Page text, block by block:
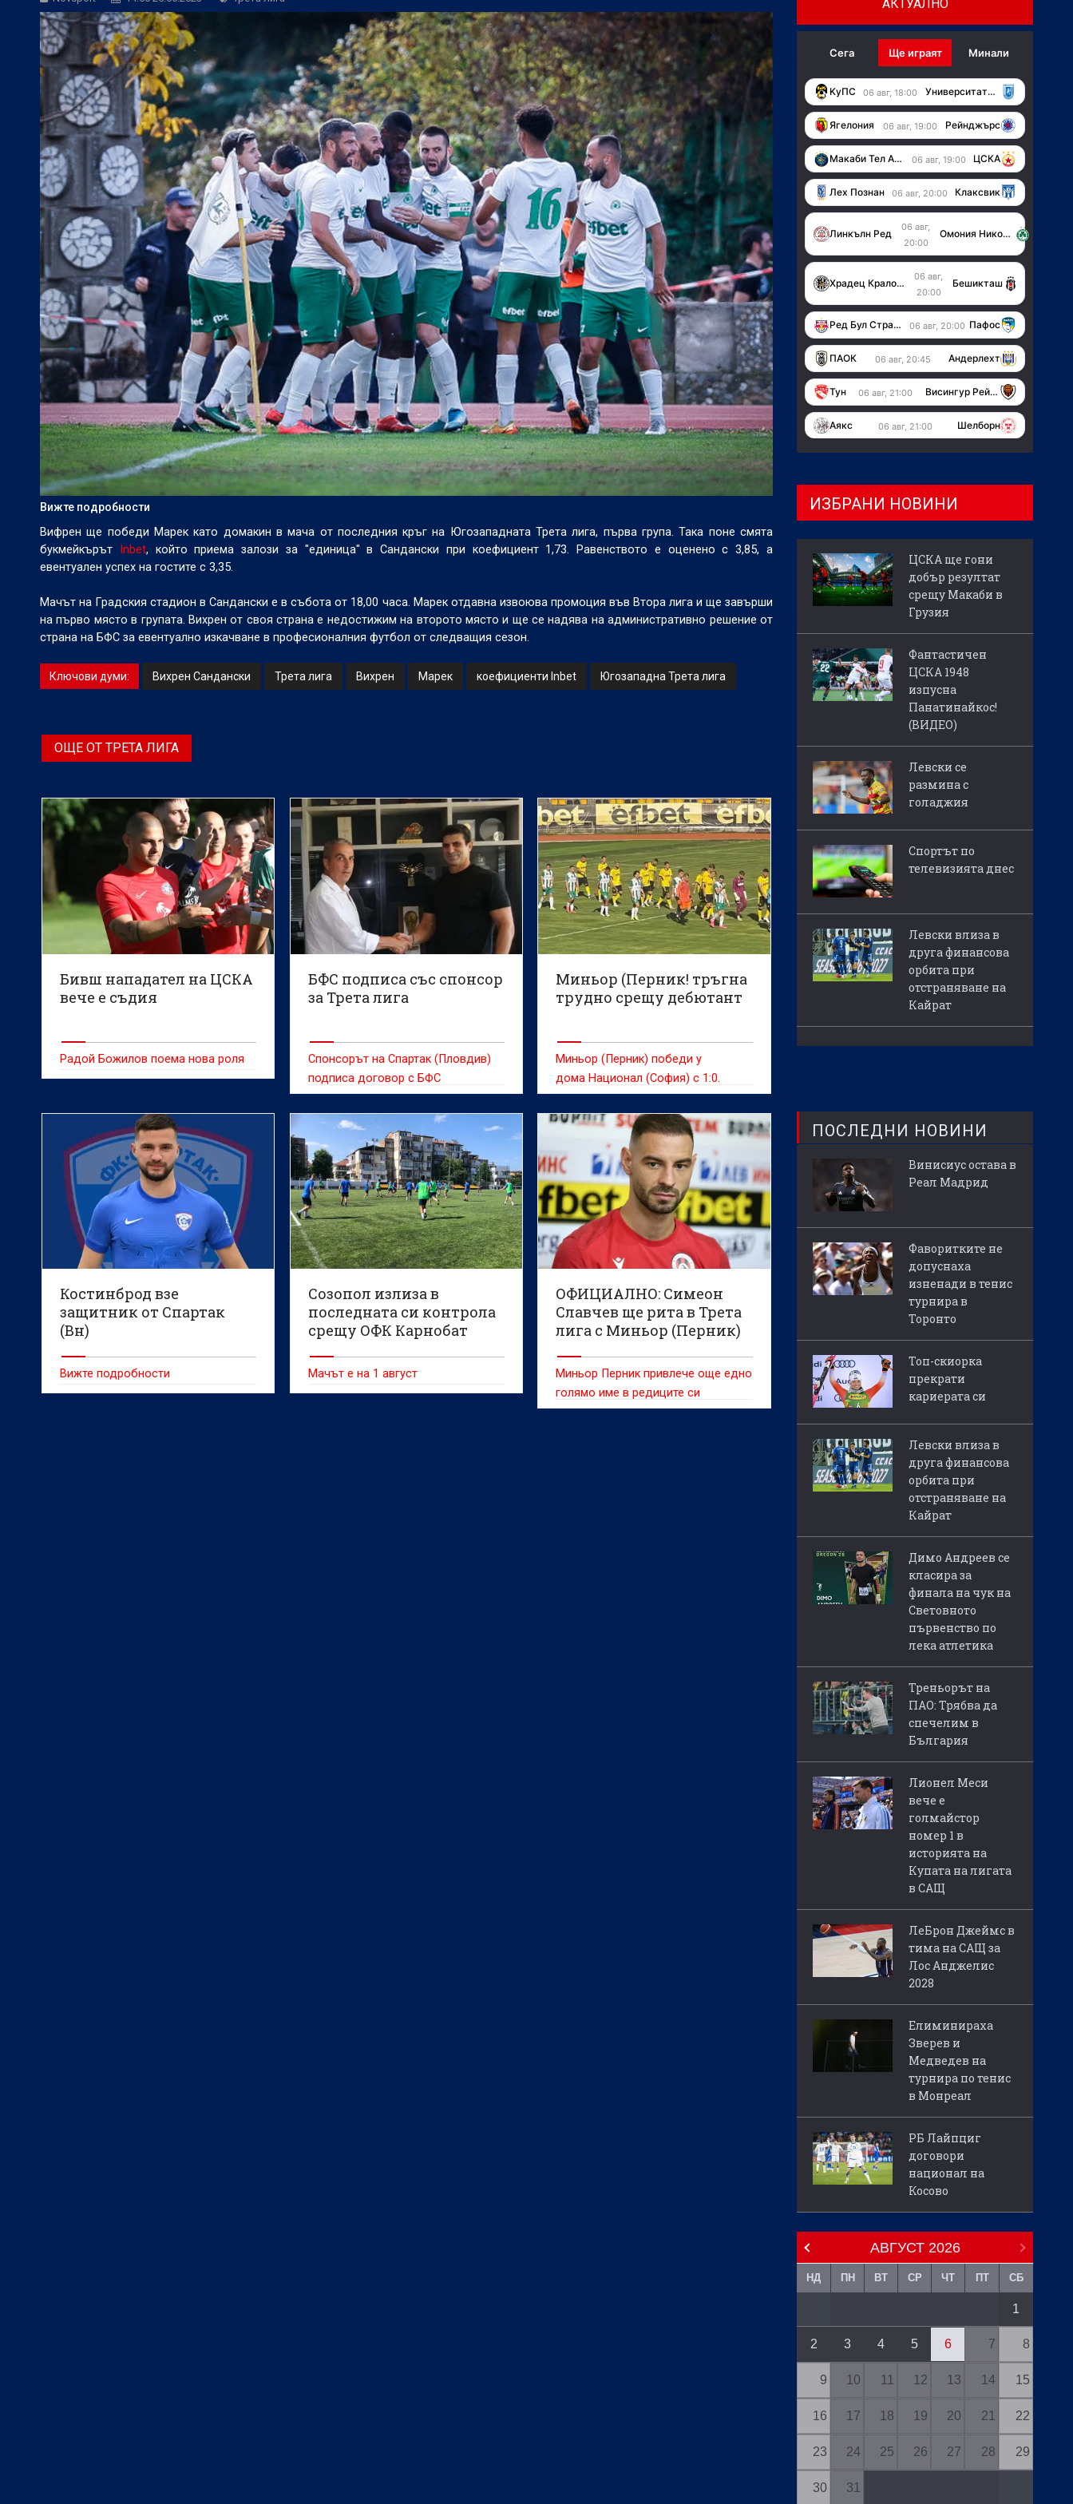
Фен Зона:Фантастичен ЦСКА 1948 изпусна Панатинайкос! (ВИДЕО)
БГ Футбол: Левски се размина с голаджия
Вижте подробности
Вифрен ще победи Марек като домакин в мача от последния кръг на Югозападната Трета лига, първа група. Така поне смята
букмейкърът
Inbet, който приема залози за "единица" в Сандански при коефициент 1,73. Равенството е оценено с 3,85, а
евентуален успех на гостите с 3,35.
Мачът на Градския стадион в Сандански е в събота от 18,00 часа. Марек отдавна извоюва промоция във Втора лига и ще завърши
на първо място в групата. Вихрен от своя страна е недостижим на второто място и ще се надява на административно решение от
страна на БФС за евентуално изкачване в професионалния футбол от следващия сезон.
Ключови думи: Вихрен Сандански Трета лига Вихрен Марек коефициенти Inbet Югозападна Трета лига
ОЩЕ ОТ ТРЕТА ЛИГА
Бивш нападател на ЦСКА
вече е съдия
Радой Божилов поема нова роля
БФС подписа със спонсор
за Трета лига
Спонсорът на Спартак (Пловдив)
подписа договор с БФС
Миньор (Перник! тръгна
трудно срещу дебютант
Миньор (Перник) победи у
дома Национал (София) с 1:0.
Костинброд взе
защитник от Спартак
(Вн)
Вижте подробности
Созопол излиза в
последната си контрола
срещу ОФК Карнобат
Мачът е на 1 август
ОФИЦИАЛНО: Симеон
Славчев ще рита в Трета
лига с Миньор (Перник)
Миньор Перник привлече още едно
голямо име в редиците си
АКТУАЛНО
Сега Ще играят Минали
KуПС 06 авг, 18:00 Университатя (Крайова)
Ягелония 06 авг, 19:00 Рейнджърс
Макаби Тел Авив 06 авг, 19:00 ЦСКА
Лех Познан 06 авг, 20:00 Клаксвик
Линкълн Ред
06 авг,
20:00
Омония Никозия
Храдец Кралове
06 авг,
20:00
Бешикташ
Ред Бул Страсбург 06 авг, 20:00 Пафос
ПАОК 06 авг, 20:45 Андерлехт
Тун 06 авг, 21:00 Висингур Рейкявик
Аякс 06 авг, 21:00 Шелборн
ИЗБРАНИ НОВИНИ
ЦСКА ще гони
добър резултат
срещу Макаби в
Грузия
Фантастичен
ЦСКА 1948
изпусна
Панатинайкос!
(ВИДЕО)
Левски се
размина с
голаджия
Спортът по
телевизията днес
Левски влиза в
друга финансова
орбита при
отстраняване на
Кайрат
ПОСЛЕДНИ НОВИНИ
Винисиус остава в
Реал Мадрид
Фаворитките не
допуснаха
изненади в тенис
турнира в
Торонто
Топ-скиорка
прекрати
кариерата си
Левски влиза в
друга финансова
орбита при
отстраняване на
Кайрат
Димо Андреев се
класира за
финала на чук на
Световното
първенство по
лека атлетика
Треньорът на
ПАО: Трябва да
спечелим в
България
Лионел Меси
вече е
голмайстор
номер 1 в
историята на
Купата на лигата
в САЩ
ЛеБрон Джеймс в
тима на САЩ за
Лос Анджелис
2028
Елиминираха
Зверев и
Медведев на
турнира по тенис
в Монреал
РБ Лайпциг
договори
национал на
Косово
АВГУСТ 2026
НД ПН ВТ СР ЧТ ПТ СБ
1
2 3 4 5 6 7 8
9 10 11 12 13 14 15
16 17 18 19 20 21 22
23 24 25 26 27 28 29
30 31